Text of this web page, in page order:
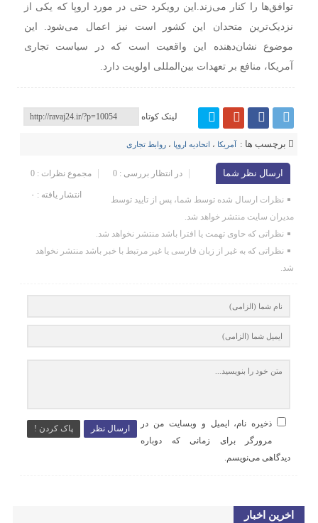
توافق‌ها را کنار می‌زند. این رویکرد حتی در مورد اروپا که یکی از
نزدیک‌ترین متحدان این کشور است نیز اعمال می‌شود. این
موضوع نشان‌دهنده این واقعیت است که در سیاست تجاری
آمریکا، منافع بر تعهدات بین‌المللی اولویت دارد.
لینک کوتاه
برچسب ها : آمریکا ، اتحادیه اروپا ،روابط تجاری
ارسال نظر شما مجموع نظرات : 0 در انتظار بررسی : 0
انتشار یافته : ۰
نظرات ارسال شده توسط شما، پس از تایید توسط
مدیران سایت منتشر خواهد شد.
نظراتی که حاوی تهمت یا افترا باشد منتشر نخواهد شد.
نظراتی که به غیر از زبان فارسی یا غیر مرتبط با خبر باشد منتشر نخواهد
شد.
ارسال نظر پاک کردن !
ذخیره نام، ایمیل و وبسایت من در
مرورگر برای زمانی که دوباره
دیدگاهی می‌نویسم.
اخرین اخبار